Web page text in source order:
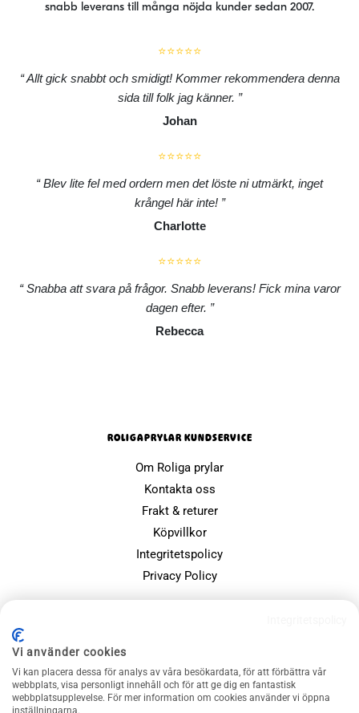
snabb leverans till många nöjda kunder sedan 2007.
⭐⭐⭐⭐⭐
Allt gick snabbt och smidigt! Kommer rekommendera denna
sida till folk jag känner.
Johan
⭐⭐⭐⭐⭐
Blev lite fel med ordern men det löste ni utmärkt, inget
krångel här inte!
Charlotte
⭐⭐⭐⭐⭐
Snabba att svara på frågor. Snabb leverans! Fick mina varor
dagen efter.
Rebecca
ROLIGAPRYLAR KUNDSERVICE
Om Roliga prylar
Kontakta oss
Frakt & returer
Köpvillkor
Integritetspolicy
Privacy Policy
Julklappsspelet
Merchandise
Vi använder cookies
Vi kan placera dessa för analys av våra besökardata, för att förbättra vår
webbplats, visa personligt innehåll och för att ge dig en fantastisk
webbplatsupplevelse. För mer information om cookies använder vi öppna
inställningarna.